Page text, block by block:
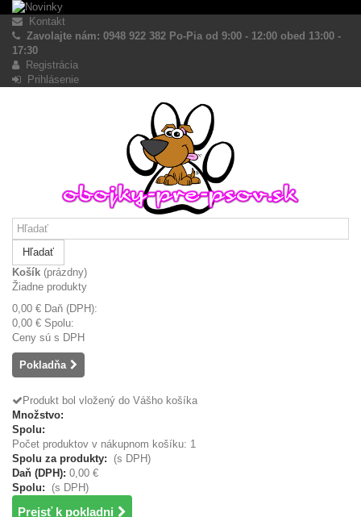
Kontakt
Zavolajte nám: 0948 922 382 Po-Pia od 9:00 - 12:00 obed 13:00 -
17:30
Registrácia
Prihlásenie
Hľadať
Košík (prázdny)
Žiadne produkty
0,00 € Daň (DPH):
0,00 € Spolu:
Ceny sú s DPH
Pokladňa
Produkt bol vložený do Vášho košíka
Množstvo:
Spolu:
Počet produktov v nákupnom košíku: 1
Spolu za produkty:
(s DPH)
Daň (DPH): 0,00 €
Spolu:
(s DPH)
Prejsť k pokladni